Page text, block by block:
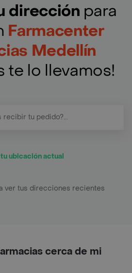
dirección para
Farmacenter
Medellín
te lo llevamos!
tu ubicación actual
ver tus direcciones recientes
cerca de mi